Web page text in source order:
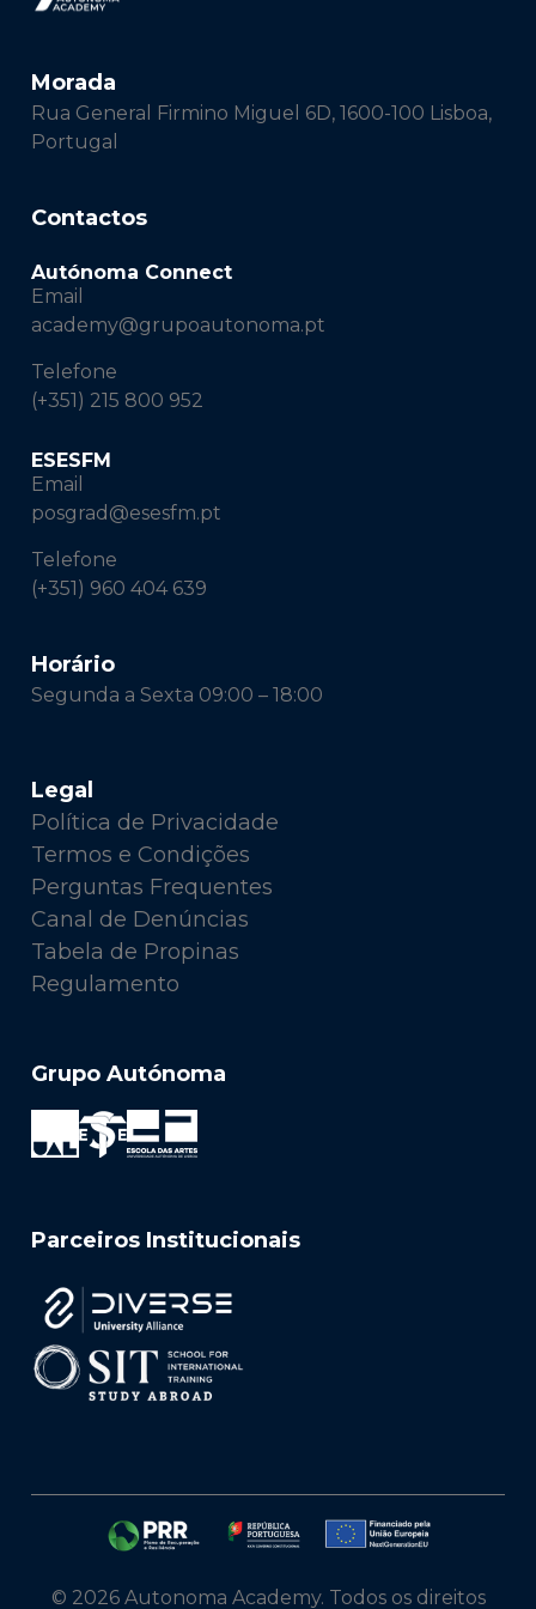
Morada
Rua General Firmino Miguel 6D, 1600-100 Lisboa,
Portugal
Contactos
Autónoma Connect
Email
academy@grupoautonoma.pt
Telefone
(+351) 215 800 952
ESESFM
Email
posgrad@esesfm.pt
Telefone
(+351) 960 404 639
Horário
Segunda a Sexta 09:00 – 18:00
Legal
Política de Privacidade
Termos e Condições
Perguntas Frequentes
Canal de Denúncias
Tabela de Propinas
Regulamento
Grupo Autónoma
Parceiros Institucionais
© 2026 Autonoma Academy. Todos os direitos